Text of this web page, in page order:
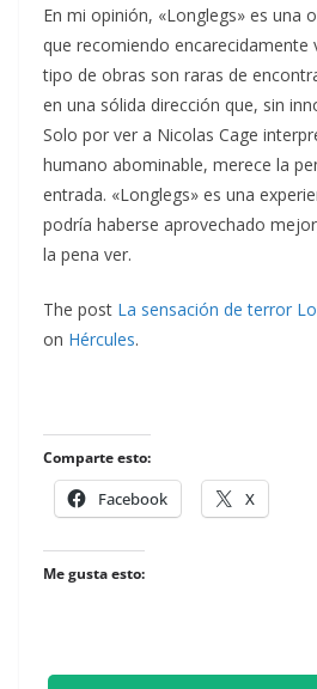
En mi opinión, «Longlegs» es una
que recomiendo encarecidamente
tipo de obras son raras de
en una sólida dirección que, sin
Solo por ver a Nicolas Cage
humano abominable, merece la
entrada. «Longlegs» es una
podría haberse aprovechado
la pena ver.
The post La sensación de terror
on Hércules.
Comparte esto:
Facebook X
Me gusta esto: